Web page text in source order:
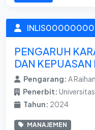
PENGARUH
DAN KEPUASAN
Pengarang: A Raihan
Penerbit:
Tahun: 2024
MANAJEMEN